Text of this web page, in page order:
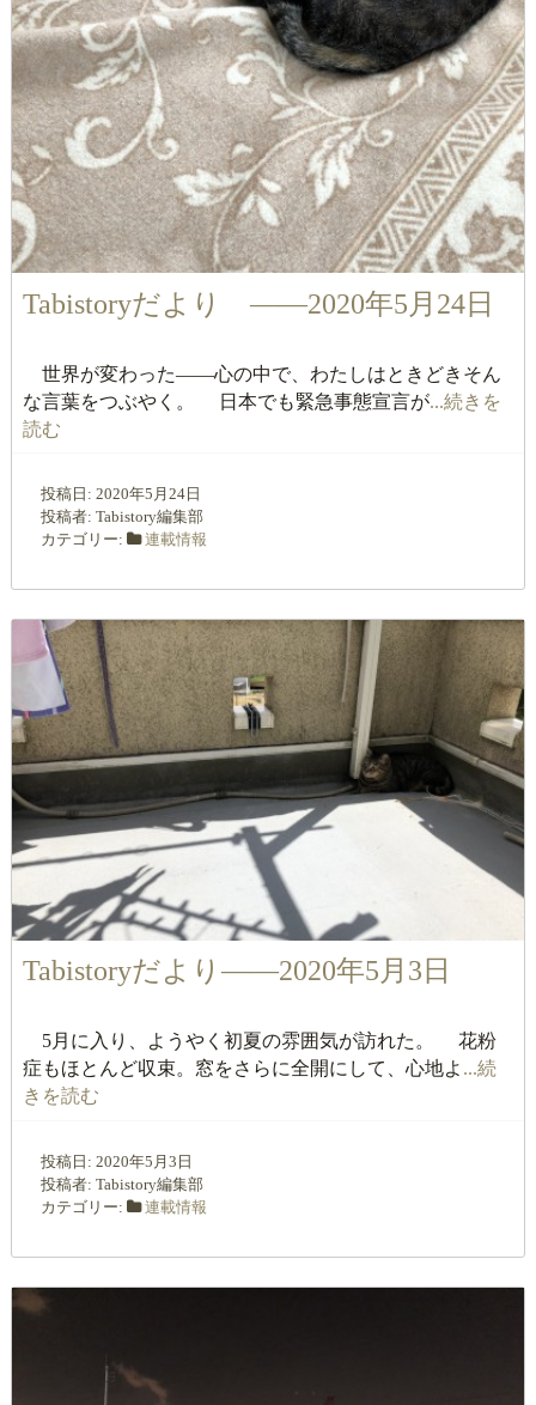
Tabistoryだより ――2020年5月24日
世界が変わった――心の中で、わたしはときどきそん
な言葉をつぶやく。 日本でも緊急事態宣言が...続きを
読む
投稿日: 2020年5月24日
投稿者: Tabistory編集部
カテゴリー:
連載情報
Tabistoryだより――2020年5月3日
5月に入り、ようやく初夏の雰囲気が訪れた。 花粉
症もほとんど収束。窓をさらに全開にして、心地よ ...続
きを読む
投稿日: 2020年5月3日
投稿者: Tabistory編集部
カテゴリー:
連載情報